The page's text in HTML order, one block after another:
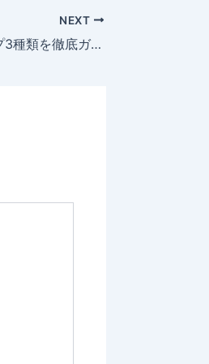
NEXT
Bitgetの口座タイプ3種類を徹底ガイド【2026年最新版】